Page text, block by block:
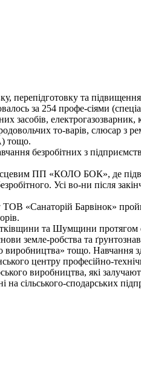
перепідготовку та
за 254 профе-сіями
засобів,
то-варів, слюсар з
тощо.
безробітних з
ПП «КОЛО БОК», де
Усі во-ни після
ТОВ «Санаторій Барвінок»
та Шумщини протягом
земле-робства та
виробництва» тощо. Навчання
центру професійно-
виробництва, які
сільського-сподарських